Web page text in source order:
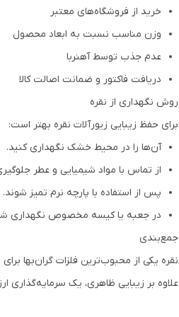
خرید از فروشگاه‌های معتبر
وزن مناسب نسبت به ابعاد محصول
عدم جذب توسط آهنربا
دریافت فاکتور و ضمانت اصالت کالا
روش نگهداری از نقره
برای حفظ زیبایی زیورآلات نقره بهتر است:
آن‌ها را در محیط خشک نگهداری کنید.
از تماس با مواد شیمیایی و عطر
پس از استفاده با پارچه نرم تمیز شوند.
در جعبه یا کیسه مخصوص نگهداری
جمع‌بندی
نقره یکی از محبوب‌ترین فلزات گران‌بها
علاوه بر زیبایی ظاهری، یک سرمایه‌گذاری